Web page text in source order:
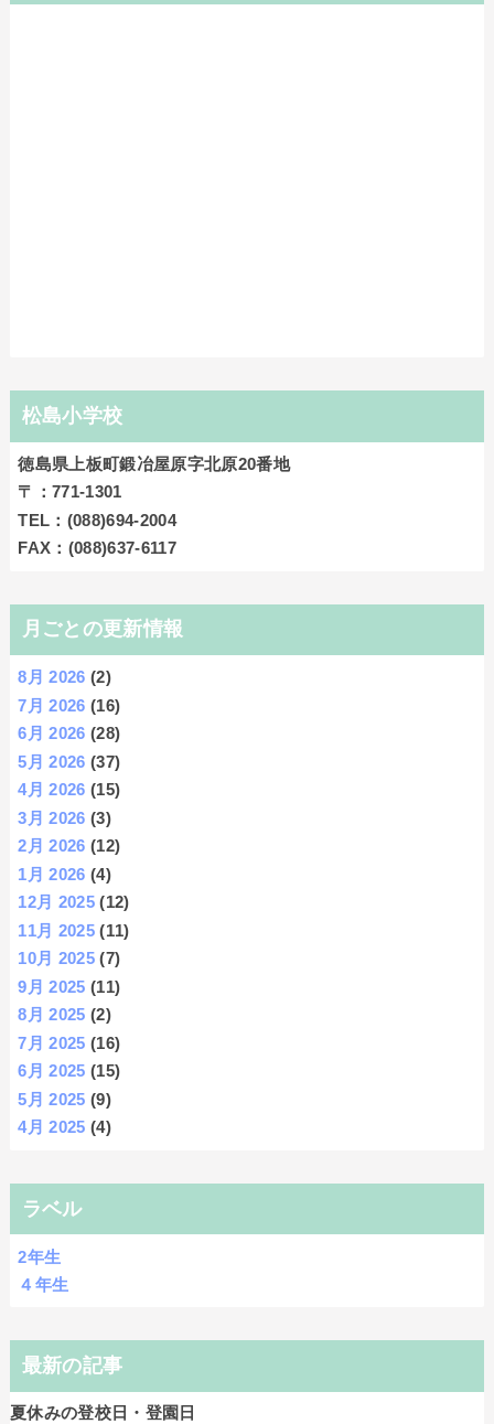
松島小学校
徳島県上板町鍛冶屋原字北原20番地
〒：771-1301
TEL：(088)694-2004
FAX：(088)637-6117
月ごとの更新情報
8月 2026 (2)
7月 2026 (16)
6月 2026 (28)
5月 2026 (37)
4月 2026 (15)
3月 2026 (3)
2月 2026 (12)
1月 2026 (4)
12月 2025 (12)
11月 2025 (11)
10月 2025 (7)
9月 2025 (11)
8月 2025 (2)
7月 2025 (16)
6月 2025 (15)
5月 2025 (9)
4月 2025 (4)
ラベル
2年生
４年生
最新の記事
夏休みの登校日・登園日